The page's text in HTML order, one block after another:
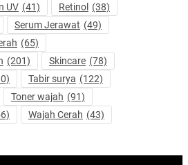
UV (41) Retinol (38)
Serum Jerawat (49)
(65)
(201) Skincare (78)
Tabir surya (122)
Toner wajah (91)
Wajah Cerah (43)